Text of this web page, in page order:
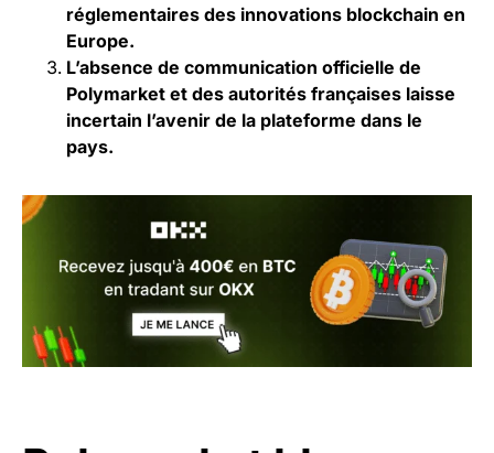
réglementaires des innovations blockchain en
Europe.
L’absence de communication officielle de
Polymarket et des autorités françaises laisse
incertain l’avenir de la plateforme dans le
pays.